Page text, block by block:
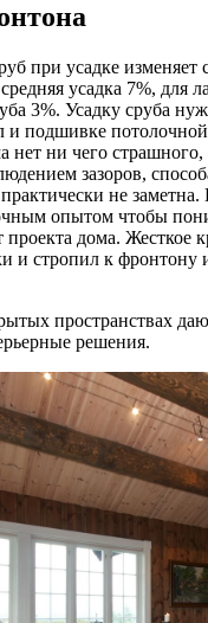
при усадке изменяет
усадка 7%, для
3%. Усадку сруба
и подшивке
нет ни чего страшного,
зазоров,
не
опытом чтобы
проекта дома. Жесткое
и стропил к фронтону
пространствах
решения.